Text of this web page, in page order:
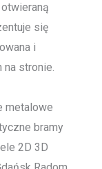
się
i
na stronie.